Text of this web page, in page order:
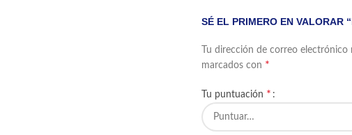
SÉ EL PRIMERO EN VALORAR
Tu dirección de correo electrónico
marcados con *
Tu puntuación *